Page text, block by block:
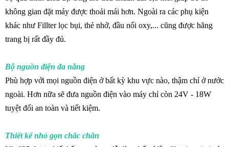
không gian đặt máy được thoải mái hơn. Ngoài ra các phụ kiện
khác như Fillter lọc bụi, thẻ nhớ, đầu nối oxy,... cũng được hãng
trang bị rất đầy đủ.
Bộ nguồn điện đa năng
Phù hợp với mọi nguồn điện ở bất kỳ khu vực nào, thậm chí ở nước
ngoài. Hơn nữa sẽ đưa nguồn điện vào máy chỉ còn 24V - 18W
tuyệt đối an toàn và tiết kiệm.
Thiết kế nhỏ gọn chắc chắn